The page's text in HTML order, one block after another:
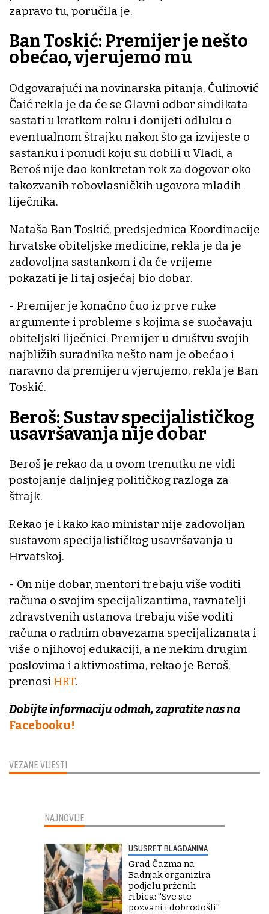
VEZANE VIJESTI
zapravo tu, poručila je.
Ban Toskić: Premijer je nešto
obećao, vjerujemo mu
Odgovarajući na novinarska pitanja, Čulinović
Čaić rekla je da će se Glavni odbor sindikata
sastati u kratkom roku i donijeti odluku o
eventualnom štrajku nakon što ga izvijeste o
sastanku i ponudi koju su dobili u Vladi, a
Beroš nije dao konkretan rok za dogovor oko
takozvanih robovlasničkih ugovora mladih
liječnika.
Nataša Ban Toskić, predsjednica Koordinacije
hrvatske obiteljske medicine, rekla je da je
zadovoljna sastankom i da će vrijeme
pokazati je li taj osjećaj bio dobar.
- Premijer je konačno čuo iz prve ruke
argumente i probleme s kojima se suočavaju
obiteljski liječnici. Premijer u društvu svojih
najbližih suradnika nešto nam je obećao i
naravno da premijeru vjerujemo, rekla je Ban
Toskić.
Beroš: Sustav specijalističkog
usavršavanja nije dobar
Beroš je rekao da u ovom trenutku ne vidi
postojanje daljnjeg političkog razloga za
štrajk.
Rekao je i kako kao ministar nije zadovoljan
sustavom specijalističkog usavršavanja u
Hrvatskoj.
- On nije dobar, mentori trebaju više voditi
računa o svojim specijalizantima, ravnatelji
zdravstvenih ustanova trebaju više voditi
računa o radnim obavezama specijalizanata i
više o njihovoj edukaciji, a ne nekim drugim
poslovima i aktivnostima, rekao je Beroš,
prenosi HRT.
Dobijte informaciju odmah, zapratite nas na
Facebooku!
NAJNOVIJE
USUSRET BLAGDANIMA
Grad Čazma na
Badnjak organizira
podjelu prženih
ribica: ''Sve ste
pozvani i dobrodošli''